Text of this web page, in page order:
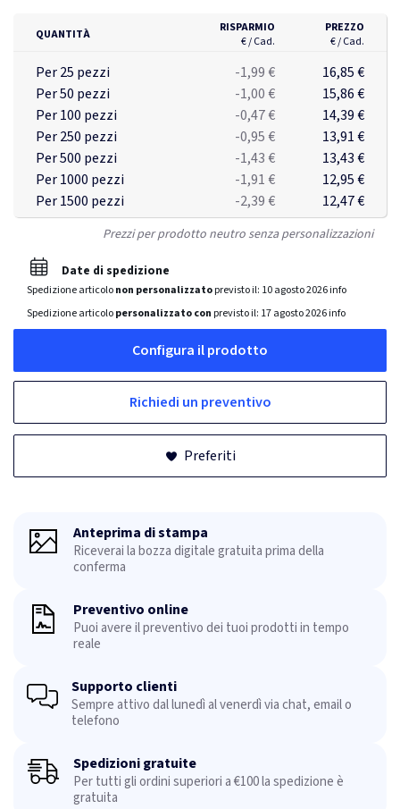
in base al peso totale dell'articolo. Senza BPA. Capacità 300 ml.
Include scatola certificata FSC®. Riutilizza la scatola come supporto
ricavato di ogni articolo Impact verrà devoluto a Water.org.
QUANTITÀ
RISPARMIO
€ / Cad.
PREZZO
€ / Cad.
Per 25 pezzi -1,99 €
16,85 €
Per 50 pezzi
-1,00 €
15,86 €
Per 100 pezzi
-0,47 €
14,39 €
Per 250 pezzi
-0,95 €
13,91 €
Per 500 pezzi
-1,43 €
13,43 €
Per 1000 pezzi
-1,91 €
12,95 €
Per 1500 pezzi
-2,39 € 12,47 €
Prezzi per prodotto neutro senza personalizzazioni
Date di spedizione
Spedizione articolonon personalizzatoprevisto il: 10 agosto 2026info
Spedizione articolopersonalizzato con previsto il: 17 agosto 2026info
Configura il prodotto
Richiedi un preventivo
Preferiti
Anteprima di stampa
Riceverai la bozza digitale gratuita prima della
conferma
Preventivo online
Puoi avere il preventivo dei tuoi prodotti in tempo
reale
Supporto clienti
Sempre attivo dal lunedì al venerdì via chat, email o
telefono
Spedizioni gratuite
Per tutti gli ordini superiori a €100 la spedizione è
gratuita